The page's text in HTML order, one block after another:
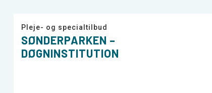
Pleje- og specialtilbud
SØNDERPARKEN –
DØGNINSTITUTION